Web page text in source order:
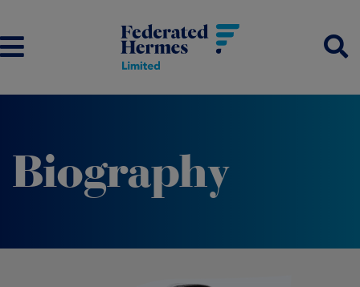
Biography